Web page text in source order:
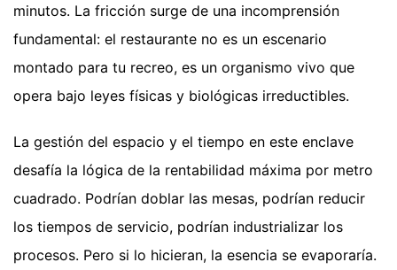
minutos. La fricción surge de una incomprensión
fundamental: el restaurante no es un escenario
montado para tu recreo, es un organismo vivo que
opera bajo leyes físicas y biológicas irreductibles.
La gestión del espacio y el tiempo en este enclave
desafía la lógica de la rentabilidad máxima por metro
cuadrado. Podrían doblar las mesas, podrían reducir
los tiempos de servicio, podrían industrializar los
procesos. Pero si lo hicieran, la esencia se evaporaría.